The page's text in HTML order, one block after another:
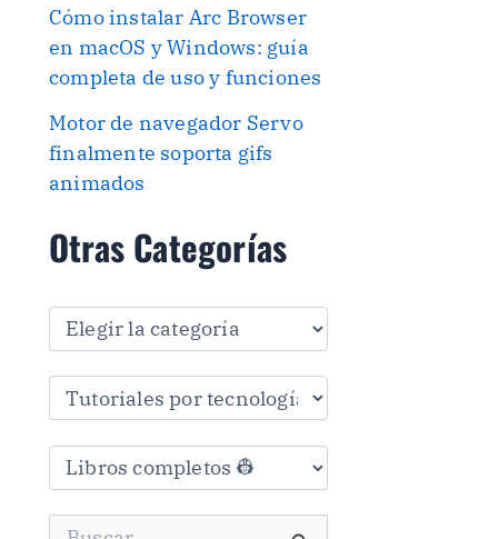
Cómo instalar Arc Browser
en macOS y Windows: guía
completa de uso y funciones
Motor de navegador Servo
finalmente soporta gifs
animados
Otras Categorías
O
a
a
e
g